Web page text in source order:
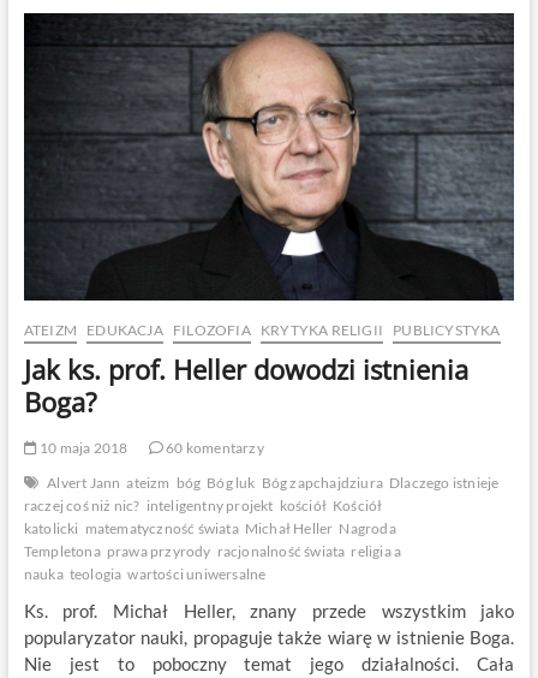
wierzyć
wszystko
sens.
Jacek
ATEIZM EDUKACJA FILOZOFIA KRYTYKA RELIGII PUBLICYSTYKA
Jak ks. prof. Heller dowodzi istnienia
Boga?
10 maja 2018
60 komentarzy
Alvert Jann ateizm bóg Bóg luk Bóg zapchajdziura Dlaczego istnieje
raczej coś niż nic? inteligentny projekt kościół Kościół
katolicki matematyczność świata Michał Heller Nagroda
Templetona prawa przyrody racjonalność świata religia a
nauka teologia wartości uniwersalne
Ks. prof. Michał Heller, znany przede wszystkim jako
popularyzator nauki, propaguje także wiarę w istnienie Boga.
Nie jest to poboczny temat jego działalności. Cała